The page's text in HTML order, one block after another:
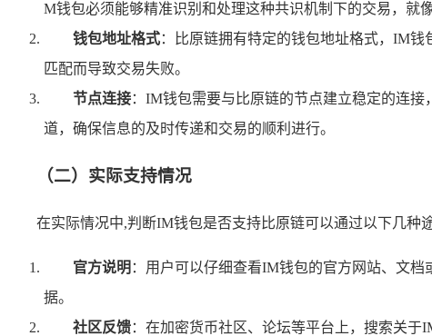
M钱包必须能够精准识别和处理这种共识机制下的交易，就
钱包地址格式：比原链拥有特定的钱包地址格式，IM
匹配而导致交易失败。
节点连接：IM钱包需要与比原链的节点建立稳定的连
道，确保信息的及时传递和交易的顺利进行。
（二）实际支持情况
在实际情况中,判断IM钱包是否支持比原链可以通过以下几种途
官方说明 ：用户可以仔细查看IM钱包的官方网站、文
据。
社区反馈：在加密货币社区、论坛等平台上，搜索关